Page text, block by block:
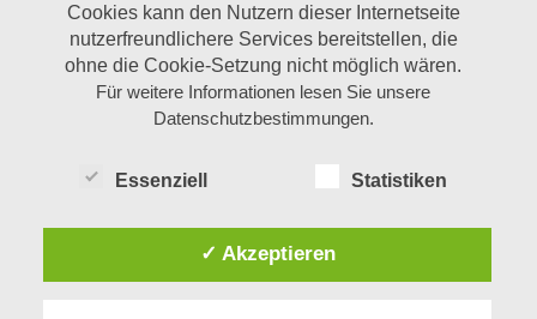
Cookies kann den Nutzern dieser Internetseite
nutzerfreundlichere Services bereitstellen, die
ohne die Cookie-Setzung nicht möglich wären.
Für weitere Informationen lesen Sie unsere
Datenschutzbestimmungen.
Essenziell Statistiken
✓ Akzeptieren